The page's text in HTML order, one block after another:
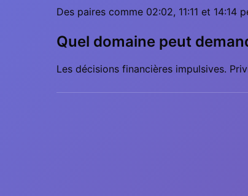
Des paires comme 02:02, 11:11 et
Quel domaine peut
Les décisions financières impulsives.